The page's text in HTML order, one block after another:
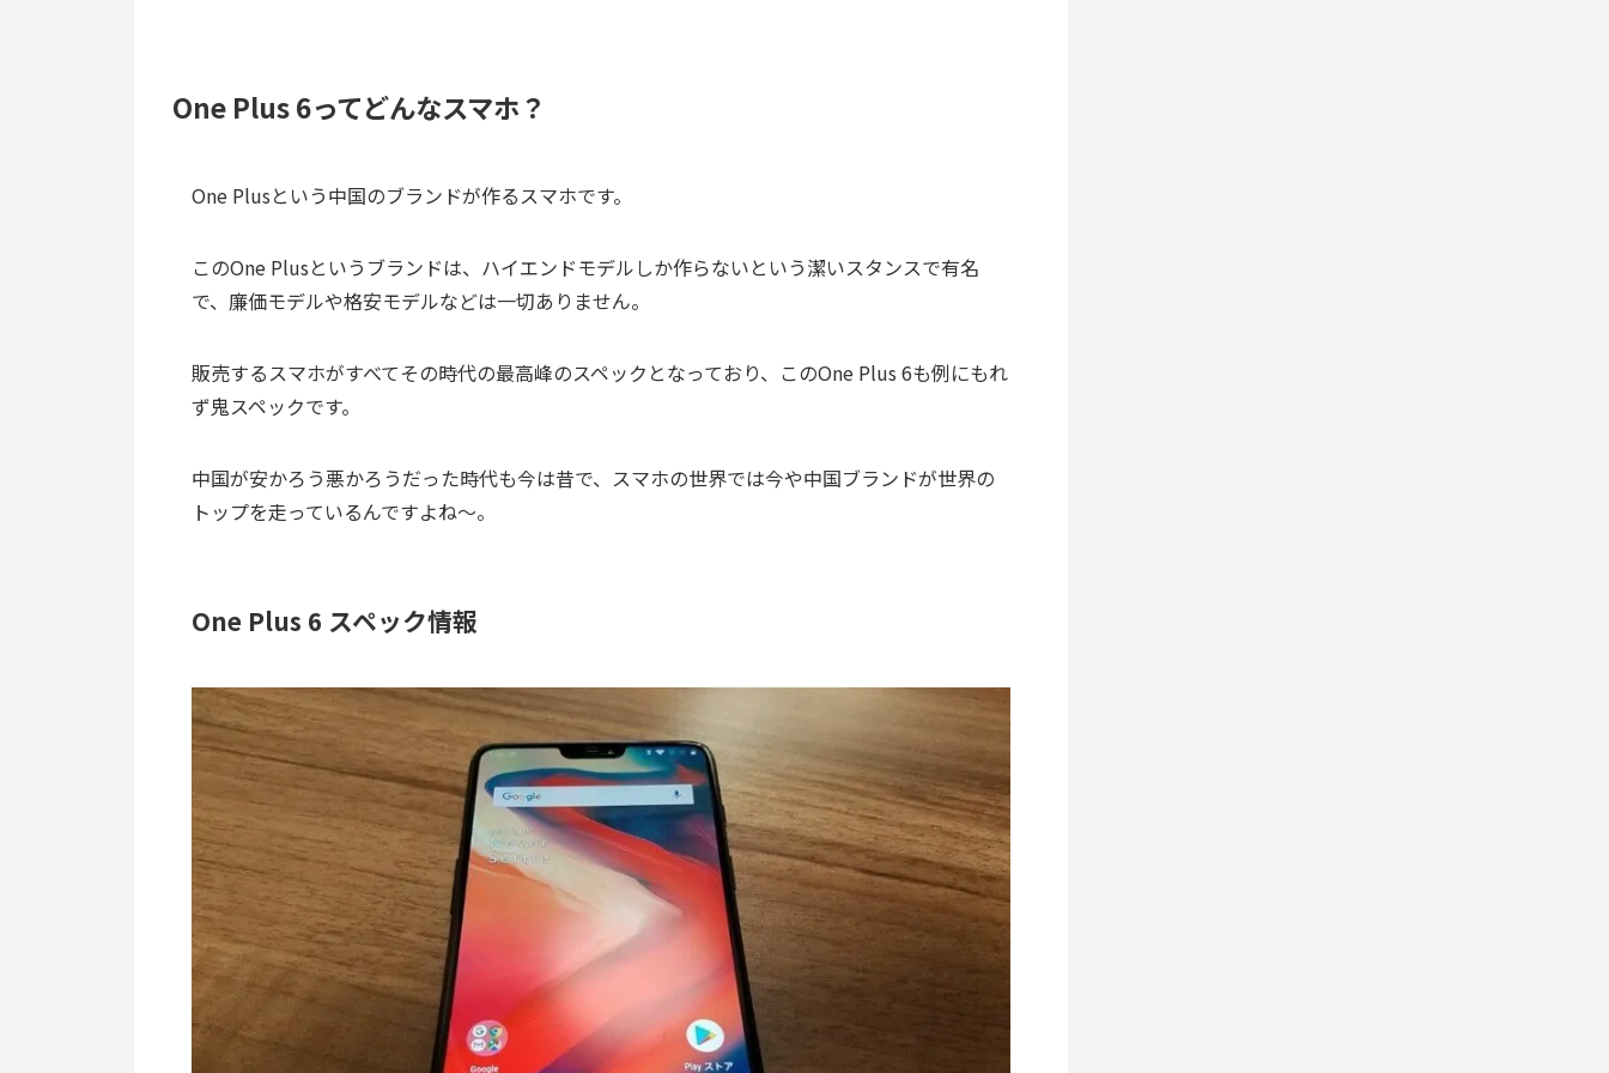
One Plus 6ってどんなスマホ？
One Plusという中国のブランドが作るスマホです。
このOne Plusというブランドは、ハイエンドモデルしか作らないという潔いスタンスで有名
で、廉価モデルや格安モデルなどは一切ありません。
販売するスマホがすべてその時代の最高峰のスペックとなっており、このOne Plus 6も例にもれ
ず鬼スペックです。
中国が安かろう悪かろうだった時代も今は昔で、スマホの世界では今や中国ブランドが世界の
トップを走っているんですよね～。
One Plus 6 スペック情報